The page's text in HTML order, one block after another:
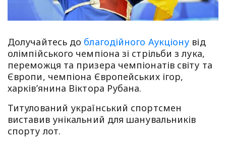
Долучайтесь до благодійного Аукціону від
олімпійського чемпіона зі стрільби з лука,
переможця та призера чемпіонатів світу та
Європи, чемпіона Європейських ігор,
харків’янина Віктора Рубана.
Титулований український спортсмен
виставив унікальний для шанувальників
спорту лот.